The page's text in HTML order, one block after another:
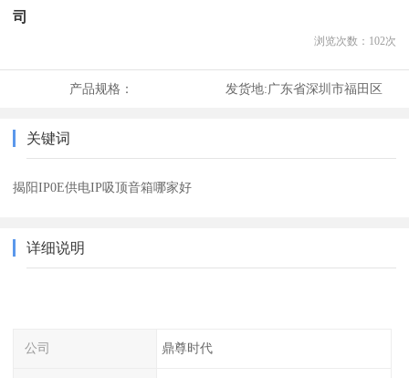
司
浏览次数： 102次
产品规格： 发货地:广东省深圳市福田区
关键词
揭阳IP0E供电IP吸顶音箱哪家好
详细说明
公司 鼎尊时代